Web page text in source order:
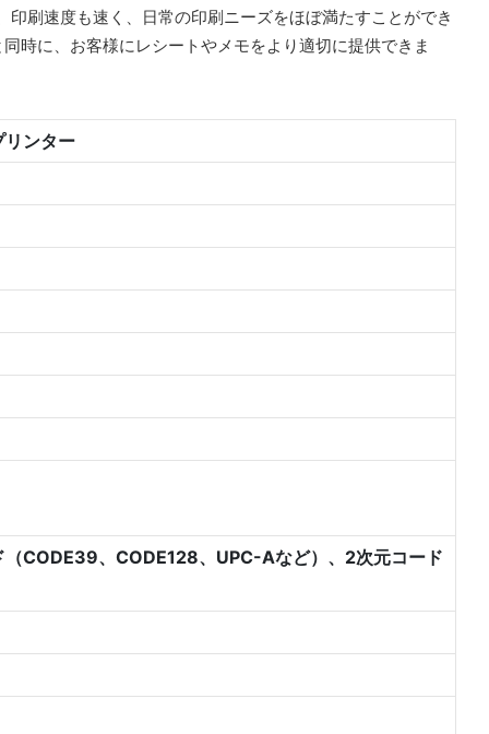
刷速度も速く、日常の印刷ニーズをほぼ満たすことができ
時に、お客様にレシートやメモをより適切に提供できま
ンター
CODE39、CODE128、UPC-Aなど）、2次元コード